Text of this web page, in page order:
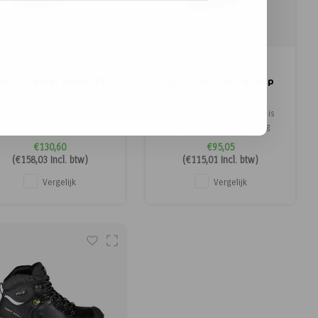
de gebruikte materialen,
kwaliteit en uitstraling. De
is 100% waterdicht,
kan gebruikt worden tot 300
€130,60
(€158,03Incl. btw)
Vergelijk
CAT - Striver Bump
Dit model uit de CAT serie is
voorzien van een volledig
waterresistant lederen upper.
Snelsluitingen zorgen ervoor
dat de veters eenvoudig en
snel gestrikt kunnen worden.
€95,05
(€115,01 Incl. btw)
Vergelijk